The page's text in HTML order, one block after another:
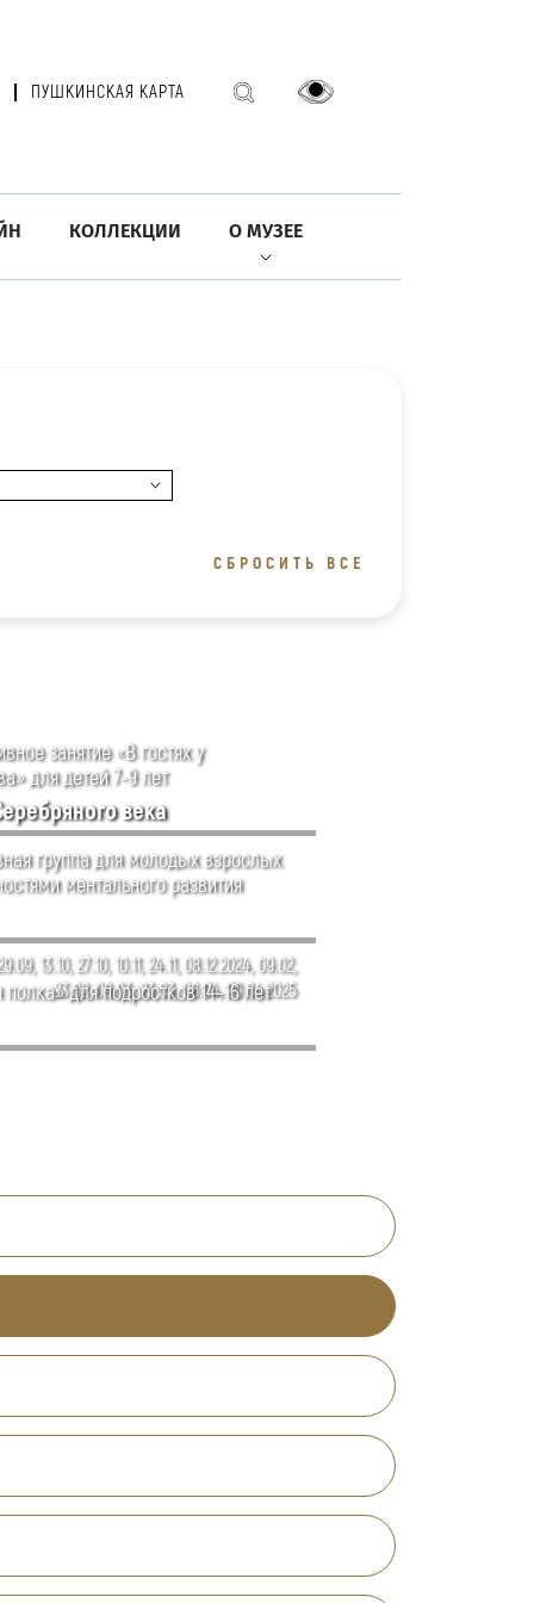
ПУШКИНСКАЯ КАРТА
КОЛЛЕКЦИИ О МУЗЕЕ
СБРОСИТЬ ВСЕ
занятие «В гостях у
для детей 7-9 лет
13.10, 27.10, 10.11, 24.11, 08.12.2024, 09.02,
23.02, 09.03, 23.03, 06.04, 20.04.2025
века
группа для молодых взрослых
ментального развития
для подростков 14–16 лет